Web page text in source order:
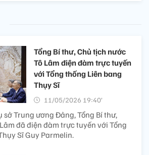
Tổng Bí thư, Chủ tịch nước
Tô Lâm điện đàm trực tuyến
với Tổng thống Liên bang
Thụy Sĩ
11/05/2026 19:40’
sở Trung ương Đảng, Tổng Bí thư,
đã điện đàm trực tuyến với Tổng
Sĩ Guy Parmelin.